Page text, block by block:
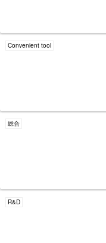
Convenient tool
総合
R&D